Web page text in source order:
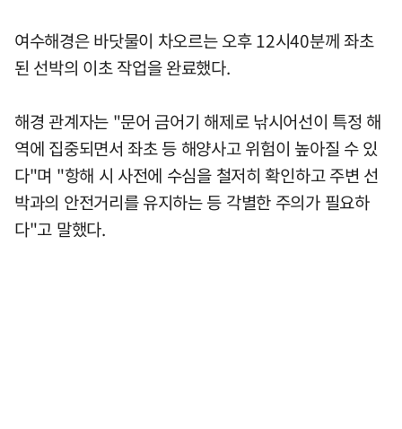
여수해경은 바닷물이 차오르는 오후 12시40분께 좌초
된 선박의 이초 작업을 완료했다.
해경 관계자는 "문어 금어기 해제로 낚시어선이 특정 해
역에 집중되면서 좌초 등 해양사고 위험이 높아질 수 있
다"며 "항해 시 사전에 수심을 철저히 확인하고 주변 선
박과의 안전거리를 유지하는 등 각별한 주의가 필요하
다"고 말했다.